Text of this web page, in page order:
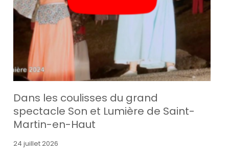
Dans les coulisses du grand
spectacle Son et Lumière de Saint-
Martin-en-Haut
24 juillet 2026